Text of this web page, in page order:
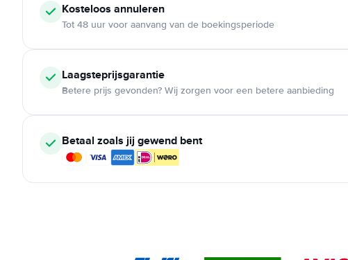
Kosteloos annuleren
Tot 48 uur voor aanvang van de boekingsperiode
Laagsteprijsgarantie
Betere prijs gevonden? Wij zorgen voor een betere aanbieding
Betaal zoals jij gewend bent